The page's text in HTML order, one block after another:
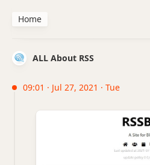
ALL About RSS
09:01 · Jul 27, 2021 · Tue
Home